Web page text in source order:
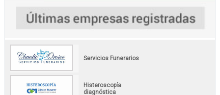
Servicios Funerarios
Histeroscopía
diagnóstica